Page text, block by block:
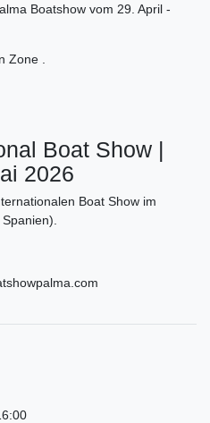
Boatshow vom 29. April -
Zone .
Boat Show |
2026
Boat Show im